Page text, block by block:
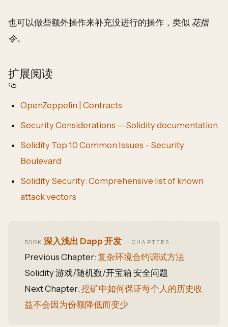
也可以做些额外操作来补充没进行的操作，类似 花指
令。
扩展阅读
OpenZeppelin | Contracts
Security Considerations — Solidity documentation
Solidity Top 10 Common Issues - Security
Boulevard
Solidity Security: Comprehensive list of known
attack vectors
BOOK 深入浅出 Dapp 开发 — CHAPTERS
Previous Chapter: 复杂环境合约调试方法
Solidity 游戏/随机数/开宝箱 安全问题
Next Chapter: 挖矿中如何保证每个人的历史收
益不会因为份额降低而变少